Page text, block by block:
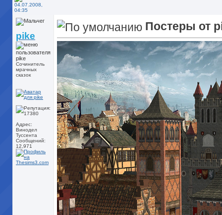
04.07.2008,
04:35
pike
Сочинитель
мрачных
сказок
Адрес:
Винодел
Туссента
Сообщений:
12,971
Постеры от